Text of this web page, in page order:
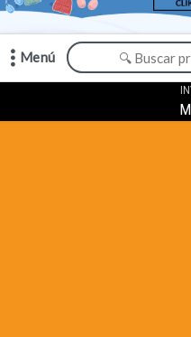
Menú
Comprá online productos de en LOS